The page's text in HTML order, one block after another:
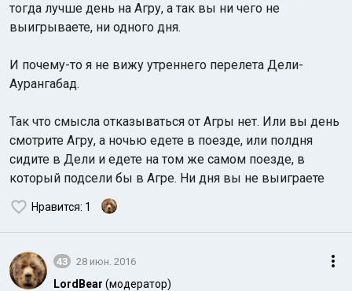
тогда лучше день на Агру, а так вы ни чего не
выигрываете, ни одного дня.
И почему-то я не вижу утреннего перелета Дели-
Аурангабад.
Так что смысла отказываться от Агры нет. Или вы день
смотрите Агру, а ночью едете в поезде, или полдня
сидите в Дели и едете на том же самом поезде, в
который подсели бы в Агре. Ни дня вы не выиграете
Нравится: 1
43 28 июн. 2016
LordBear (модератор)